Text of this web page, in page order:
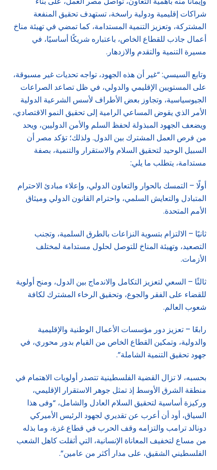
شراكات إقليمية ودولية راسخة، تستهدف تحقيق المنفعة
المشتركة، وتعزيز التنمية المستدامة، كما تمضي في تهيئة مناخ
أعمال جاذب للقطاع الخاص، باعتباره شريكًا أساسيًا، في
مسيرة التنمية والتقدم والازدهار.
وتابع السيسي: “غير أن هذه الجهود، تواجه تحديات غير مسبوقة،
على المستويين الإقليمي والدولي، في ظل تصاعد الصراعات
الجيوسياسية، وتجاوز بعض الأطراف لأسس الشرعية الدولية
الأمر الذي يقوض المساعي الرامية إلى تحقيق النمو الاقتصادي،
ويضعف الجهود المبذولة لحفظ السلم والأمن الدوليين، ويحد
من فرص العمل المشترك بين الدول. ولذلك؛ تؤكد مصر أن
السبيل الوحيد لتحقيق السلام والاستقرار والتنمية، بصفة
مستدامة، يتطلب ما يلي:
أولًا – التمسك بالحوار والتعاون الدولي، وإعلاء مبادئ الاحترام
المتبادل والتعايش السلمي، واحترام القانون الدولي وميثاق
الأمم المتحدة.
ثانيًا – الالتزام بتسوية النزاعات بالطرق السلمية، وتجنب
التصعيد، وتهيئة المناخ للتوصل لحلول مستدامة لمختلف
الأزمات.
ثالثًا – السعي لتعزيز التكامل والاندماج بين الدول، ومنح أولوية
للقضاء على الفقر والجوع، وتحقيق الرخاء المشترك لكافة
شعوب العالم.
رابعًا – تعزيز دور مؤسسات الأعمال الوطنية والإقليمية
والدولية، وتمكين القطاع الخاص من القيام بدور محوري، في
جهود تحقيق التنمية الشاملة”.
بحسبه، لا تزال القضية الفلسطينية تتصدر أولويات الاهتمام في
منطقة الشرق الأوسط إذ تمثل جوهر الاستقرار الإقليمي،
وركيزة أساسية لتحقيق السلام العادل والشامل، “وفى هذا
السياق، أود أن أعرب عن تقديري لجهود الرئيس الأميركي
دونالد ترامب والتزامه وقف الحرب في قطاع غزة، وما بذله
من مساع لتخفيف المعاناة الإنسانية، التي أثقلت كاهل الشعب
الفلسطيني الشقيق، على مدار أكثر من عامين”.